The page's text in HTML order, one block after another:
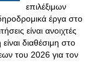
επιλέξιμων
έργα στο
είναι ανοιχτές
διαθέσιμη στο
του 2026 για τον